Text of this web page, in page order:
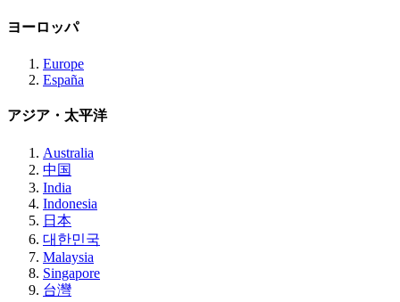
ヨーロッパ
Europe
España
アジア・太平洋
Australia
中国
India
Indonesia
日本
대한민국
Malaysia
Singapore
台灣